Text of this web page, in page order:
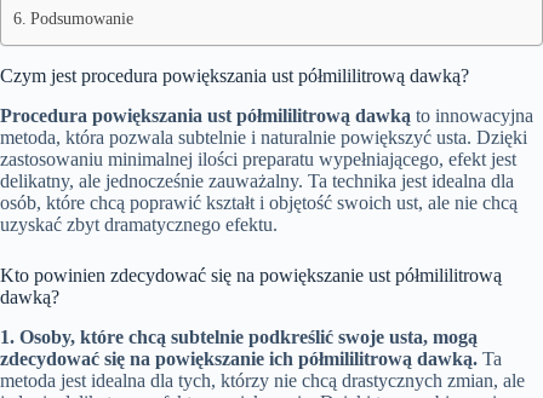
Podsumowanie
Czym jest procedura powiększania ust półmililitrową dawką?
Procedura powiększania ust półmililitrową dawką to innowacyjna
metoda, która pozwala subtelnie i naturalnie powiększyć usta. Dzięki
zastosowaniu minimalnej ilości preparatu wypełniającego, efekt jest
delikatny, ale jednocześnie zauważalny. Ta technika jest idealna dla
osób, które chcą poprawić kształt i objętość swoich ust, ale nie chcą
uzyskać zbyt dramatycznego efektu.
Kto powinien zdecydować się na powiększanie ust półmililitrową
dawką?
1. Osoby, które chcą subtelnie podkreślić swoje usta, mogą
zdecydować się na powiększanie ich półmililitrową dawką. Ta
metoda jest idealna dla tych, którzy nie chcą drastycznych zmian, ale